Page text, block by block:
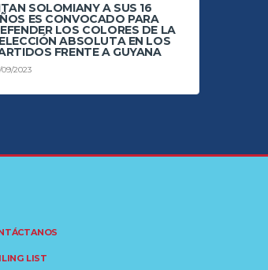
SOLOMIANY A SUS 16
ES CONVOCADO PARA
LOS COLORES DE LA
ABSOLUTA EN LOS
FRENTE A GUYANA
09/2023
LIST